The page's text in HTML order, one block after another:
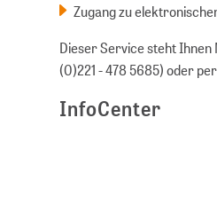
Zugang zu
Dieser Service steht
(0)221 - 478 5685) oder per
InfoCenter